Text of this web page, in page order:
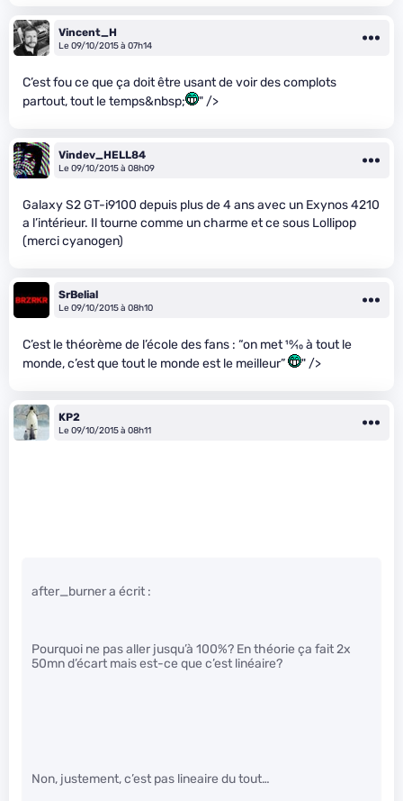
Vincent_H
Le 09/10/2015 à 07h14
C’est fou ce que ça doit être usant de voir des complots
partout, tout le temps&nbsp;
" />
Vindev_HELL84
Le 09/10/2015 à 08h09
Galaxy S2 GT-i9100 depuis plus de 4 ans avec un Exynos 4210
a l’intérieur. Il tourne comme un charme et ce sous Lollipop
(merci cyanogen)
SrBelial
Le 09/10/2015 à 08h10
C’est le théorème de l’école des fans : “on met10⁄10à tout le
monde, c’est que tout le monde est le meilleur”
" />
KP2
Le 09/10/2015 à 08h11
after_burner a écrit :
Pourquoi ne pas aller jusqu’à 100%? En théorie ça fait 2x
50mn d’écart mais est-ce que c’est linéaire?
Non, justement, c’est pas lineaire du tout…